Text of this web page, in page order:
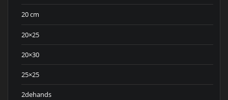
20 cm
20×25
20×30
25×25
2dehands